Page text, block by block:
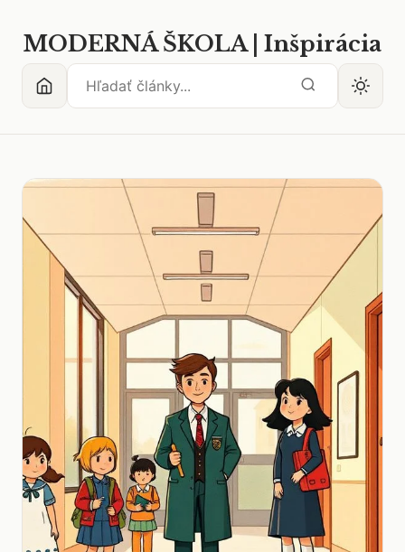
MODERNÁ ŠKOLA | Inšpirácia